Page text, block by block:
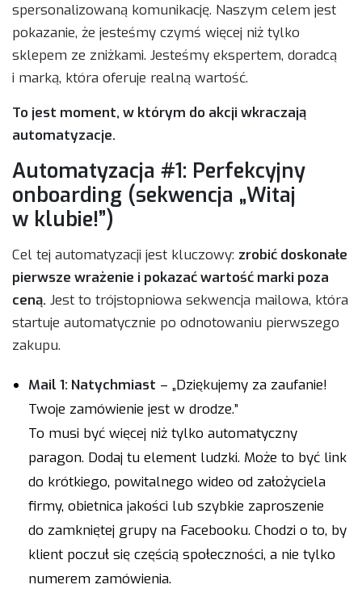
spersonalizowaną komunikację. Naszym celem jest
pokazanie, że jesteśmy czymś więcej niż tylko
sklepem ze zniżkami. Jesteśmy ekspertem, doradcą
i marką, która oferuje realną wartość.
To jest moment, w którym do akcji wkraczają
automatyzacje.
Automatyzacja #1: Perfekcyjny
onboarding (sekwencja „Witaj
w klubie!”)
Cel tej automatyzacji jest kluczowy: zrobić doskonałe
pierwsze wrażenie i pokazać wartość marki poza
ceną. Jest to trójstopniowa sekwencja mailowa, która
startuje automatycznie po odnotowaniu pierwszego
zakupu.
Mail 1: Natychmiast – „Dziękujemy za zaufanie!
Twoje zamówienie jest w drodze.”
To musi być więcej niż tylko automatyczny
paragon. Dodaj tu element ludzki. Może to być link
do krótkiego, powitalnego wideo od założyciela
firmy, obietnica jakości lub szybkie zaproszenie
do zamkniętej grupy na Facebooku. Chodzi o to, by
klient poczuł się częścią społeczności, a nie tylko
numerem zamówienia.